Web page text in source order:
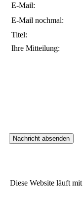
E-Mail:
E-Mail nochmal:
Titel:
Ihre Mitteilung:
Diese Website läuft mit